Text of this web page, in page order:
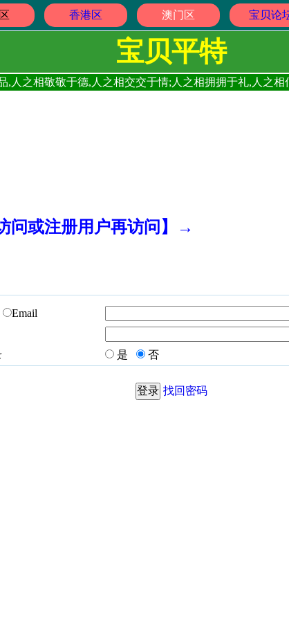
香港区 澳门区 宝贝论
宝贝平特
,人之相敬敬于德,人之相交交于情;人之相拥拥于礼,人之
问或注册用户再访问】→
Email
是 否
找回密码